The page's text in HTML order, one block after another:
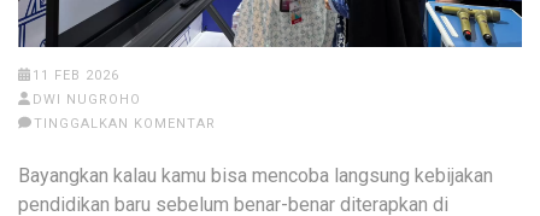
11 FEB 2026
DWI NUGROHO
TINGGALKAN KOMENTAR
Bayangkan kalau kamu bisa mencoba langsung kebijakan
pendidikan baru sebelum benar-benar diterapkan di